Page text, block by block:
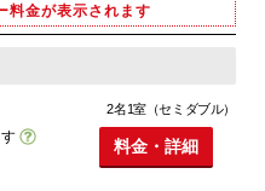
料金が表示されます
2名1室（セミダブル）
料金・詳細